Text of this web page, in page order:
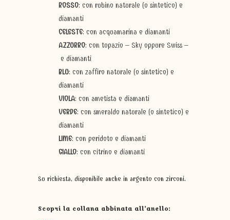
ROSSO: con rubino naturale (o sintetico) e
diamanti
CELESTE: con acquamarina e diamanti
AZZURRO: con topazio – Sky oppure Swiss –
e diamanti
BLU: con zaffiro naturale (o sintetico) e
diamanti
VIOLA: con ametista e diamanti
VERDE: con smeraldo naturale (o sintetico) e
diamanti
LIME: con peridoto e diamanti
GIALLO: con citrino e diamanti
Su richiesta, disponibile anche in argento con zirconi.
Scopri la collana abbinata all’anello: